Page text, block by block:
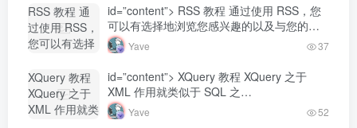
司开发...-
Yave520-专业
开发者社区"
fit-cover
radius8">
RSS 教程 通
过使用 RSS，
您可以有选择
趣的以及与您
的工...-
Yave520-专业
id=”content”> RSS 教程 通过使用 RSS，您
可以有选择地浏览您感兴趣的以及与您的
工…Yave 37
XQuery 教程
XQuery 之于
XML 作用就类
id=”content”> XQuery 教程 XQuery 之于
XML 作用就类似于 SQL 之…
Yave 52